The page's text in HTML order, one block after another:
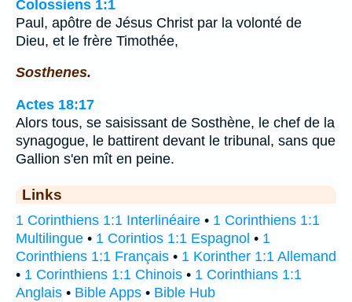
Colossiens 1:1
Paul, apôtre de Jésus Christ par la volonté de
Dieu, et le frère Timothée,
Sosthenes.
Actes 18:17
Alors tous, se saisissant de Sosthène, le chef de la
synagogue, le battirent devant le tribunal, sans que
Gallion s'en mît en peine.
Links
1 Corinthiens 1:1 Interlinéaire • 1 Corinthiens 1:1
Multilingue • 1 Corintios 1:1 Espagnol • 1
Corinthiens 1:1 Français • 1 Korinther 1:1 Allemand
• 1 Corinthiens 1:1 Chinois • 1 Corinthians 1:1
Anglais • Bible Apps • Bible Hub